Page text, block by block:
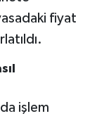
fiyat
işlem